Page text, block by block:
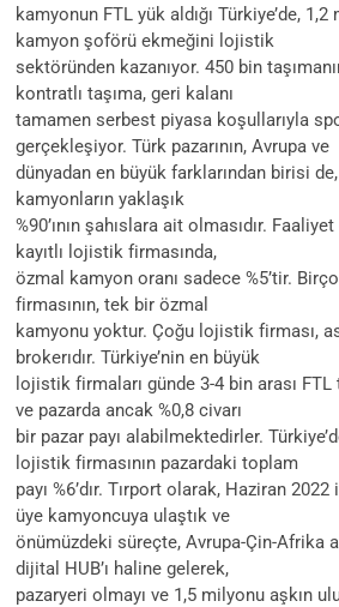
kamyonun FTL yük aldığı Türkiye’de,
kamyon şoförü ekmeğini lojistik
sektöründen kazanıyor. 450 bin
kontratlı taşıma, geri kalanı
tamamen serbest piyasa koşullarıyla
gerçekleşiyor. Türk pazarının, Avrupa ve
dünyadan en büyük farklarından birisi
kamyonların yaklaşık
%90’ının şahıslara ait olmasıdır.
kayıtlı lojistik firmasında,
özmal kamyon oranı sadece %5’tir.
firmasının, tek bir özmal
kamyonu yoktur. Çoğu lojistik firması,
brokerıdır. Türkiye’nin en büyük
lojistik firmaları günde 3-4 bin arası
ve pazarda ancak %0,8 civarı
bir pazar payı alabilmektedirler.
lojistik firmasının pazardaki toplam
payı %6’dır. Tırport olarak, Haziran
üye kamyoncuya ulaştık ve
önümüzdeki süreçte, Avrupa-Çin-Afrika
dijital HUB’ı haline gelerek,
pazaryeri olmayı ve 1,5 milyonu aşkın